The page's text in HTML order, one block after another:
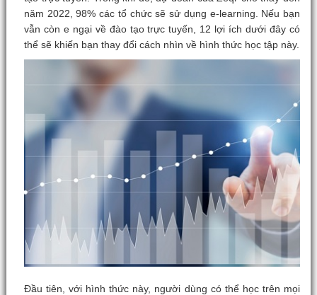
năm 2022, 98% các tổ chức sẽ sử dụng e-learning. Nếu bạn
vẫn còn e ngại về đào tạo trực tuyến, 12 lợi ích dưới đây có
thể sẽ khiến bạn thay đổi cách nhìn về hình thức học tập này.
Đầu tiên, với hình thức này, người dùng có thể học trên mọi